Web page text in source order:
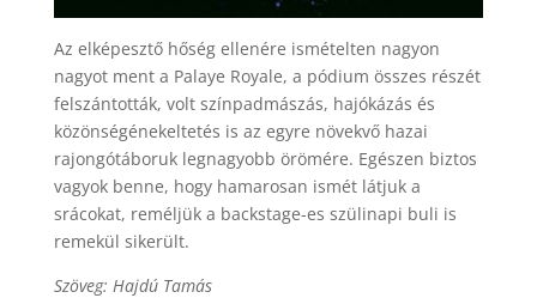
Az elképesztő hőség ellenére ismételten nagyon
nagyot ment a Palaye Royale, a pódium összes részét
felszántották, volt színpadmászás, hajókázás és
közönségénekeltetés is az egyre növekvő hazai
rajongótáboruk legnagyobb örömére. Egészen biztos
vagyok benne, hogy hamarosan ismét látjuk a
srácokat, reméljük a backstage-es szülinapi buli is
remekül sikerült.
Szöveg: Hajdú Tamás